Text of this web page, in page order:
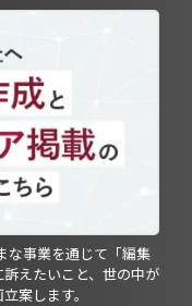
な事業を通じて「編集
えたいこと、世の中が
案します。